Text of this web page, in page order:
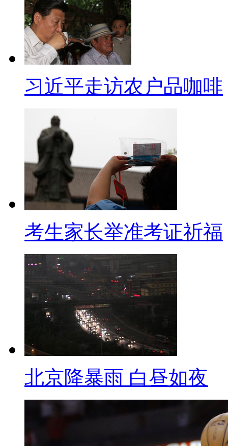
行为’”，公安部交管局今天(6
交管局有关负责人强调，禁止
卖分”行为发现一起查处一起。
北京罚款整治“中国式过马路
也应该在过马路时遵守行路之
过马路”之后，将近一个月的“
民一旦闯了红灯，也要开始受罚
【画面】5月6日开始，北京
不，行人闯红灯罚款10元，非机
过，交管部门也表示，考虑到
在难度不小，罚款处罚也只是
阻、带头硬闯红灯的骑车人和
辅助纠正。
你还敢吃“街头玉米”吗？
【口播】在路上咱们得遵守交
走累了想歇歇脚，啃一根香甜
么就这么香这么嫩呢？
【解说】近日，一则“你还敢
发，微博说一网友以自己要卖
习近平走访农户品咖啡
考生家长举准考证祈福
北京降暴雨 白昼如夜